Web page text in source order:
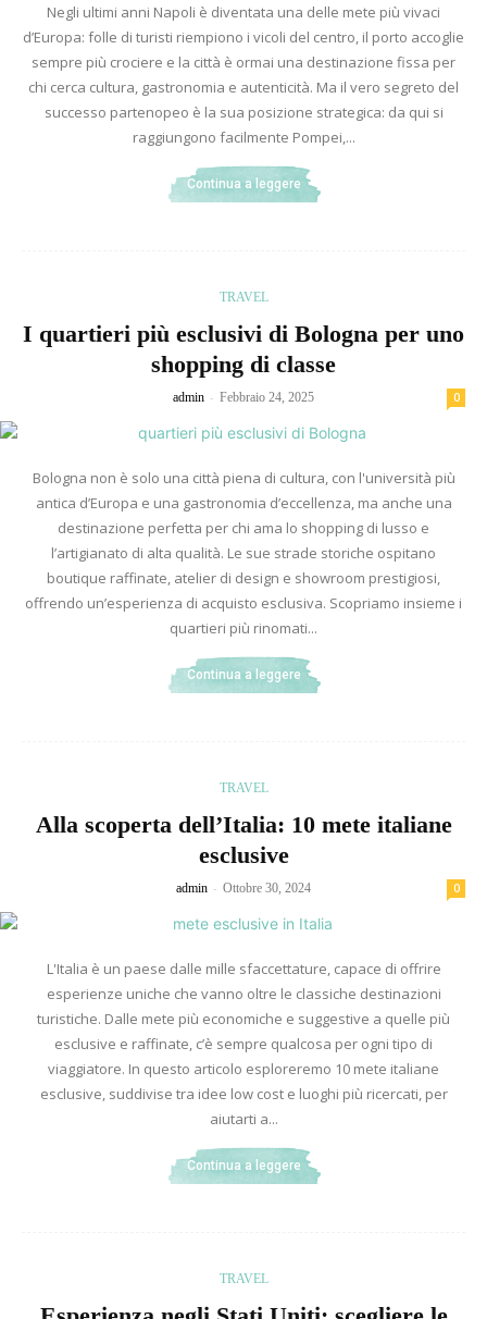
Negli ultimi anni Napoli è diventata una delle mete più vivaci
d’Europa: folle di turisti riempiono i vicoli del centro, il porto accoglie
sempre più crociere e la città è ormai una destinazione fissa per
chi cerca cultura, gastronomia e autenticità. Ma il vero segreto del
successo partenopeo è la sua posizione strategica: da qui si
raggiungono facilmente Pompei,...
Continua a leggere
TRAVEL
I quartieri più esclusivi di Bologna per uno
shopping di classe
admin - Febbraio 24, 2025 0
Bologna non è solo una città piena di cultura, con l'università più
antica d’Europa e una gastronomia d’eccellenza, ma anche una
destinazione perfetta per chi ama lo shopping di lusso e
l’artigianato di alta qualità. Le sue strade storiche ospitano
boutique raffinate, atelier di design e showroom prestigiosi,
offrendo un’esperienza di acquisto esclusiva. Scopriamo insieme i
quartieri più rinomati...
Continua a leggere
TRAVEL
Alla scoperta dell’Italia: 10 mete italiane
esclusive
admin - Ottobre 30, 2024 0
L'Italia è un paese dalle mille sfaccettature, capace di offrire
esperienze uniche che vanno oltre le classiche destinazioni
turistiche. Dalle mete più economiche e suggestive a quelle più
esclusive e raffinate, c’è sempre qualcosa per ogni tipo di
viaggiatore. In questo articolo esploreremo 10 mete italiane
esclusive, suddivise tra idee low cost e luoghi più ricercati, per
aiutarti a...
Continua a leggere
TRAVEL